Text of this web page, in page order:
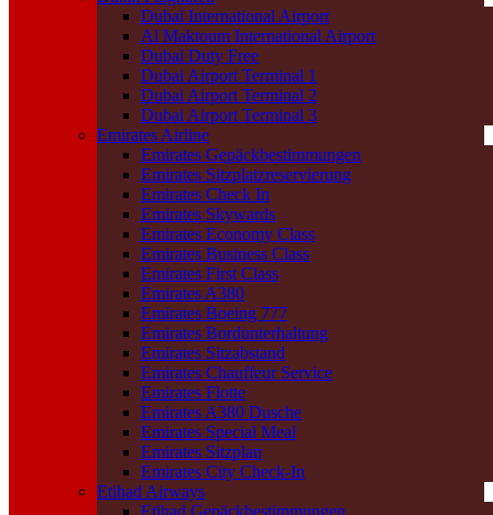
Dubai International Airport
Al Maktoum International Airport
Dubai Duty Free
Dubai Airport Terminal 1
Dubai Airport Terminal 2
Dubai Airport Terminal 3
Emirates Airline
Emirates Gepäckbestimmungen
Emirates Sitzplatzreservierung
Emirates Check In
Emirates Skywards
Emirates Economy Class
Emirates Business Class
Emirates First Class
Emirates A380
Emirates Boeing 777
Emirates Bordunterhaltung
Emirates Sitzabstand
Emirates Chauffeur Service
Emirates Flotte
Emirates A380 Dusche
Emirates Special Meal
Emirates Sitzplan
Emirates City Check-In
Etihad Airways
Etihad Gepäckbestimmungen